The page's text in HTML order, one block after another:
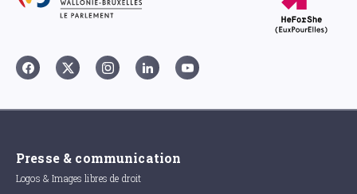
Presse & communication
Logos & Images libres de droit